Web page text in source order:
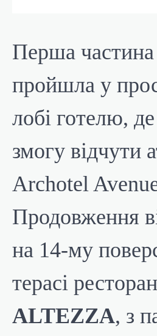
Перша частина
пройшла у
лобі готелю,
змогу відчути
Archotel
Продовження
на 14-му
терасі
ALTEZZA, з